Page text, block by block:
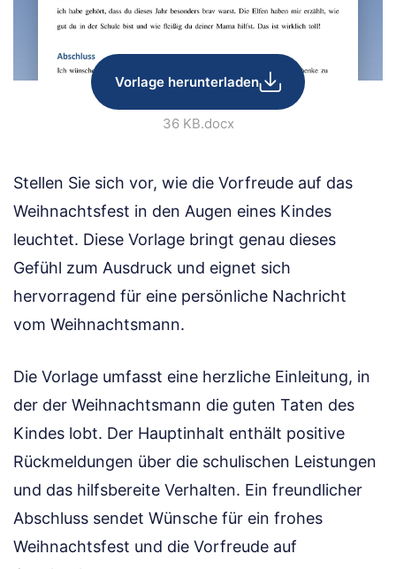
Vorlage herunterladen
36 KB.docx
Stellen Sie sich vor, wie die Vorfreude auf das
Weihnachtsfest in den Augen eines Kindes
leuchtet. Diese Vorlage bringt genau dieses
Gefühl zum Ausdruck und eignet sich
hervorragend für eine persönliche Nachricht
vom Weihnachtsmann.
Die Vorlage umfasst eine herzliche Einleitung, in
der der Weihnachtsmann die guten Taten des
Kindes lobt. Der Hauptinhalt enthält positive
Rückmeldungen über die schulischen Leistungen
und das hilfsbereite Verhalten. Ein freundlicher
Abschluss sendet Wünsche für ein frohes
Weihnachtsfest und die Vorfreude auf